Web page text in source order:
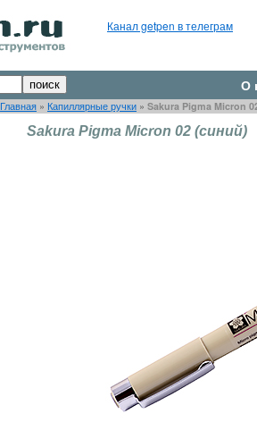
Канал getpen в телеграм
О
Главная » Капиллярные ручки » Sakura Pigma Micron
Sakura Pigma Micron 02 (синий)